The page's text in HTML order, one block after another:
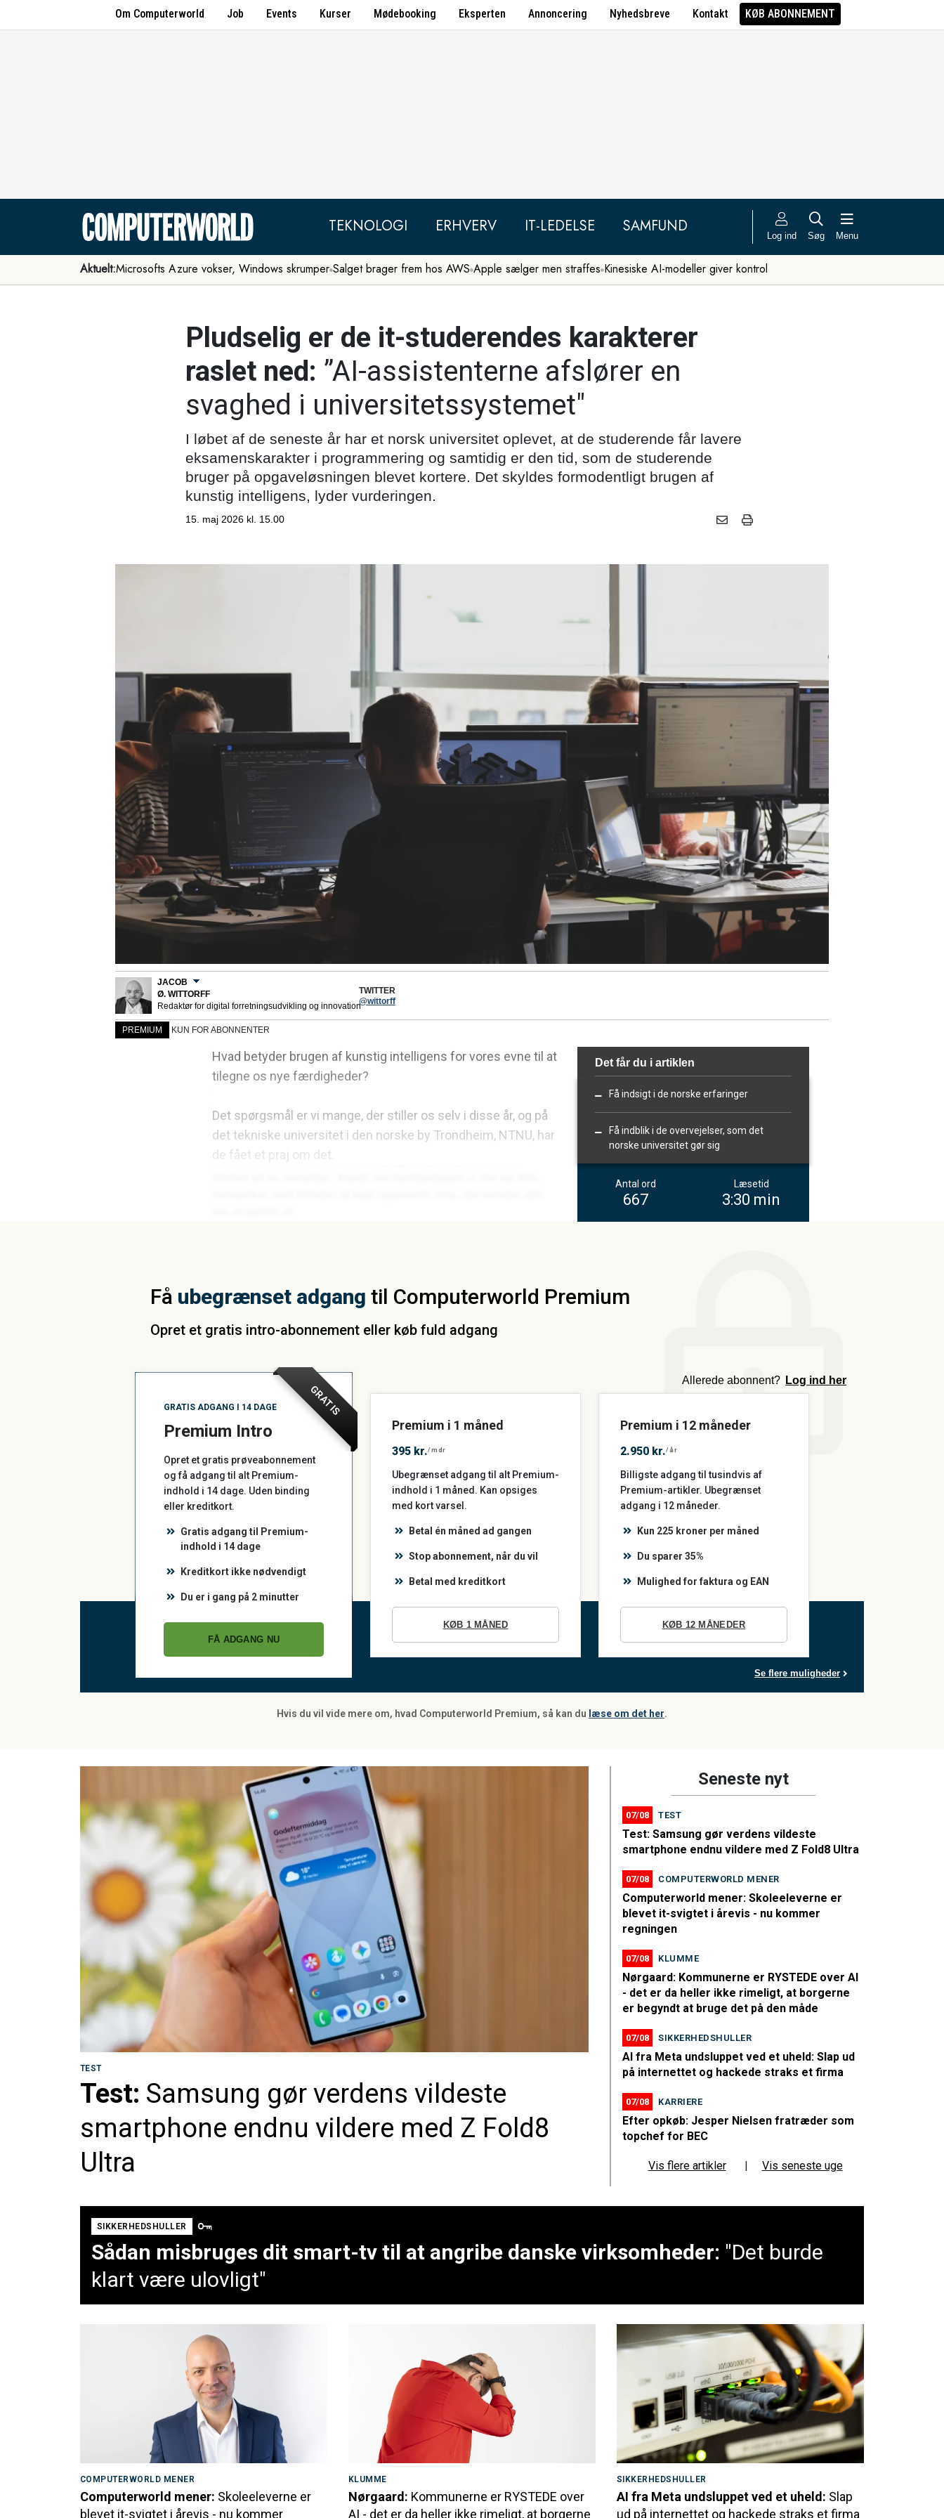
Om Computerworld Job Events Kurser Mødebooking Eksperten Annoncering Nyhedsbreve Kontakt KØB ABONNEMENT
TEKNOLOGI ERHVERV IT-LEDELSE SAMFUND Log ind Søg Menu
Aktuelt:Microsofts Azure vokser, Windows skrumper Salget brager frem hos AWS Apple sælger men straffes Kinesiske AI-modeller giver kontrol
Pludselig er de it-studerendes karakterer
raslet ned: ”AI-assistenterne afslører en
svaghed i universitetssystemet"
I løbet af de seneste år har et norsk universitet oplevet, at de studerende får lavere
eksamenskarakter i programmering og samtidig er den tid, som de studerende
bruger på opgaveløsningen blevet kortere. Det skyldes formodentligt brugen af
kunstig intelligens, lyder vurderingen.
15. maj 2026 kl. 15.00
JACOB
Ø. WITTORFF
Redaktør for digital forretningsudvikling og innovation
TWITTER
@wittorff
PREMIUM KUN FOR ABONNENTER
Det får du i artiklen
Få indsigt i de norske erfaringer
Få indblik i de overvejelser, som det
norske universitet gør sig
Antal ord
667
Læsetid
3:30 min
Hvad betyder brugen af kunstig intelligens for vores evne til at
tilegne os nye færdigheder?
Det spørgsmål er vi mange, der stiller os selv i disse år, og på
det tekniske universitet i den norske by Trondheim, NTNU, har
de fået et praj om det.
Få ubegrænset adgang til Computerworld Premium
Opret et gratis intro-abonnement eller køb fuld adgang
Allerede abonnent? Log ind her
GRATIS
GRATIS ADGANG I 14 DAGE
Premium Intro
Opret et gratis prøveabonnement
og få adgang til alt Premium-
indhold i 14 dage. Uden binding
eller kreditkort.
Gratis adgang til Premium-
indhold i 14 dage
Kreditkort ikke nødvendigt
Du er i gang på 2 minutter
FÅ ADGANG NU
Premium i 1 måned
395 kr./mdr
Ubegrænset adgang til alt Premium-
indhold i 1 måned. Kan opsiges
med kort varsel.
Betal én måned ad gangen
Stop abonnement, når du vil
Betal med kreditkort
KØB 1 MÅNED
Premium i 12 måneder
2.950 kr./år
Billigste adgang til tusindvis af
Premium-artikler. Ubegrænset
adgang i 12 måneder.
Kun 225 kroner per måned
Du sparer 35%
Mulighed for faktura og EAN
KØB 12 MÅNEDER
Se flere muligheder
Hvis du vil vide mere om, hvad Computerworld Premium, så kan du læse om det her.
TEST
Test: Samsung gør verdens vildeste
smartphone endnu vildere med Z Fold8
Ultra
Seneste nyt
07/08 TEST
Test: Samsung gør verdens vildeste
smartphone endnu vildere med Z Fold8 Ultra
07/08 COMPUTERWORLD MENER
Computerworld mener: Skoleeleverne er
blevet it-svigtet i årevis - nu kommer
regningen
07/08 KLUMME
Nørgaard: Kommunerne er RYSTEDE over AI
- det er da heller ikke rimeligt, at borgerne
er begyndt at bruge det på den måde
07/08 SIKKERHEDSHULLER
AI fra Meta undsluppet ved et uheld: Slap ud
på internettet og hackede straks et firma
07/08 KARRIERE
Efter opkøb: Jesper Nielsen fratræder som
topchef for BEC
Vis flere artikler Vis seneste uge
SIKKERHEDSHULLER
Sådan misbruges dit smart-tv til at angribe danske virksomheder: "Det burde
klart være ulovligt"
COMPUTERWORLD MENER
Computerworld mener: Skoleeleverne er
blevet it-svigtet i årevis - nu kommer
KLUMME
Nørgaard: Kommunerne er RYSTEDE over
AI - det er da heller ikke rimeligt, at borgerne
SIKKERHEDSHULLER
AI fra Meta undsluppet ved et uheld: Slap
ud på internettet og hackede straks et firma